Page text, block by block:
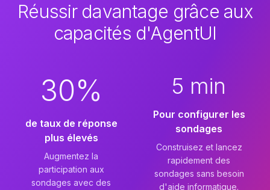
Réussir davantage grâce aux
capacités d'AgentUI
30%
de taux de réponse
plus élevés
Augmentez la
participation aux
sondages avec des
5 min
Pour configurer les
sondages
Construisez et lancez
rapidement des
sondages sans besoin
d'aide informatique.